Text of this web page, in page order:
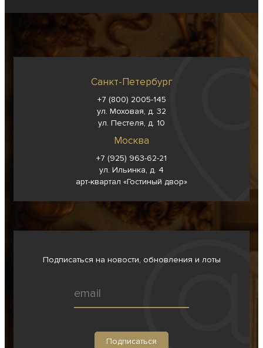
Санкт-Петербург
+7 (800) 2005-145
ул. Моховая, д. 32
ул. Пестеля, д. 10
Москва
+7 (925) 963-62-21
ул. Ильинка, д. 4
арт-квартал «Гостиный двор»
Подписаться на новости, обновления и лоты